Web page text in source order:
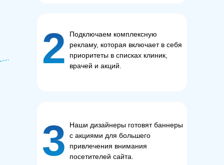
3
2
Подключаем комплексную
рекламу, которая включает в себя
приоритеты в списках клиник,
врачей и акций.
Наши дизайнеры готовят баннеры
с акциями для большего
привлечения внимания
посетителей сайта.